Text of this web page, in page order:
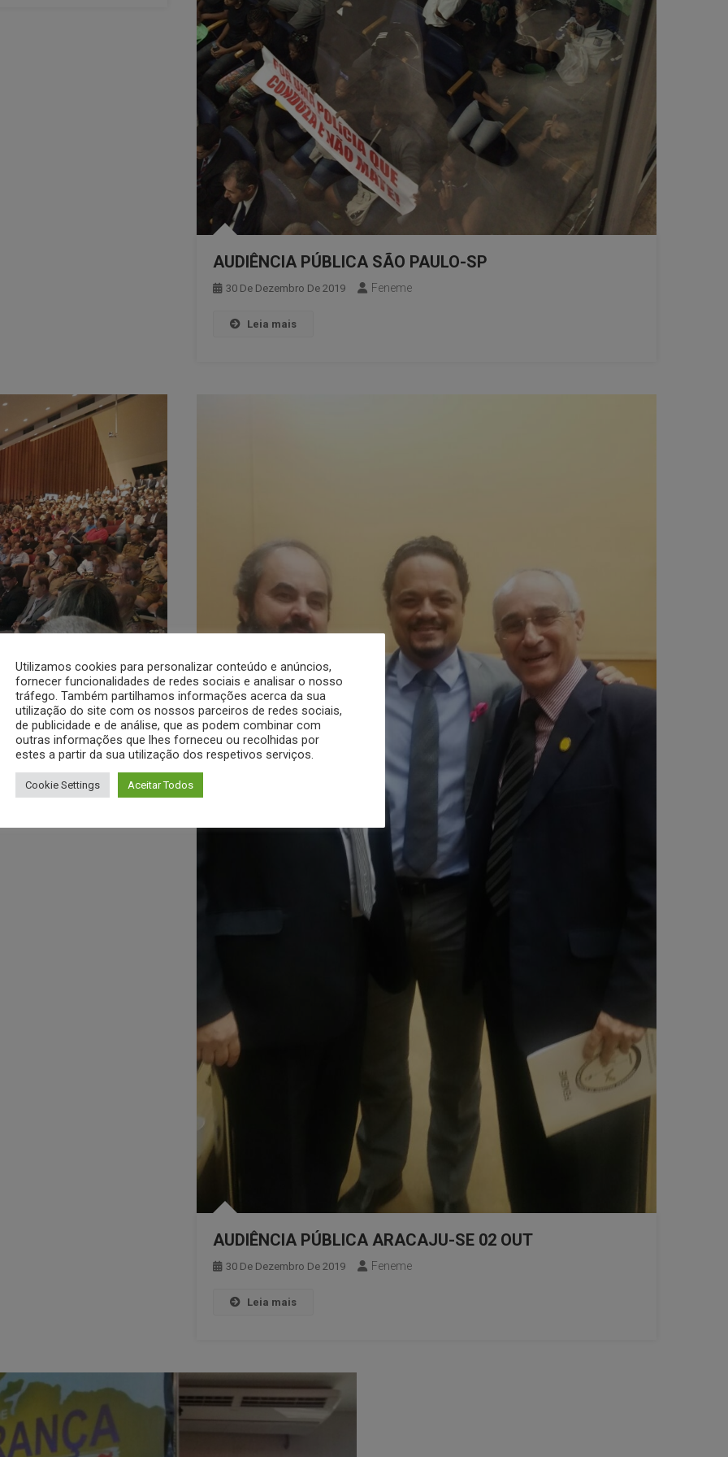
AUDIÊNCIA PÚBLICA SÃO PAULO-SP
30 De Dezembro De 2019 Feneme
Leia mais
15
AUDIÊNCIA PÚBLICA ARACAJU-SE 02 OUT
30 De Dezembro De 2019 Feneme
Leia mais
Utilizamos cookies para personalizar conteúdo e anúncios,
fornecer funcionalidades de redes sociais e analisar o nosso
tráfego. Também partilhamos informações acerca da sua
utilização do site com os nossos parceiros de redes sociais,
de publicidade e de análise, que as podem combinar com
outras informações que lhes forneceu ou recolhidas por
estes a partir da sua utilização dos respetivos serviços.
Cookie Settings Aceitar Todos